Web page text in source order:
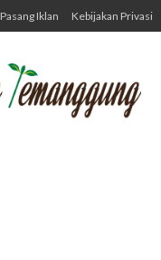
Pasang Iklan Kebijakan Privasi